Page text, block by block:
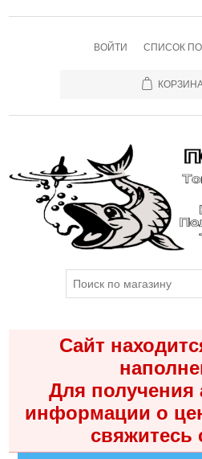
ВОЙТИ СПИСОК
Сайт
Для получения
информации о
свяжитесь